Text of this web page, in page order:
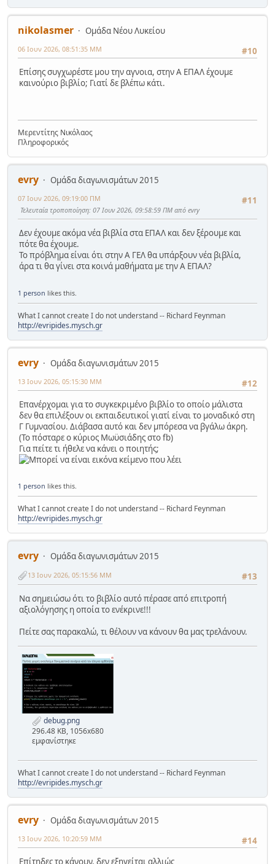
nikolasmer
Ομάδα Νέου Λυκείου
#10
06 Ιουν 2026, 08:51:35 ΜΜ
Επίσης συγχωρέστε μου την αγνοια, στην Α ΕΠΑΛ έχουμε
καινούριο βιβλίο; Γιατί δε βλέπω κάτι.
Μερεντίτης Νικόλαος
Πληροφορικός
evry
Ομάδα διαγωνισμάτων 2015
#11
07 Ιουν 2026, 09:19:00 ΠΜ
Τελευταία τροποποίηση: 07 Ιουν 2026, 09:58:59 ΠΜ από evry
Δεν έχουμε ακόμα νέα βιβλία στα ΕΠΑΛ και δεν ξέρουμε και
πότε θα έχουμε.
Το πρόβλημα είναι ότι στην Α ΓΕΛ θα υπάρξουν νέα βιβλία,
άρα τι θα γίνει στα κοινά μαθήματα με την Α ΕΠΑΛ?
1 person likes this.
What I cannot create I do not understand -- Richard Feynman
http://evripides.mysch.gr
evry
Ομάδα διαγωνισμάτων 2015
#12
13 Ιουν 2026, 05:15:30 ΜΜ
Επανέρχομαι για το συγκεκριμένο βιβλίο το οποίο μάλιστα
δεν θα επιλέξουν οι εκπαιδευτικοί γιατί είναι το μοναδικό στη
Γ Γυμνασίου. Διάβασα αυτό και δεν μπόρεσα να βγάλω άκρη.
(Το πόσταρε ο κύριος Μωϋσιάδης στο fb)
Για πείτε τι ήθελε να κάνει ο ποιητής;
1 person likes this.
What I cannot create I do not understand -- Richard Feynman
http://evripides.mysch.gr
evry
Ομάδα διαγωνισμάτων 2015
#13
13 Ιουν 2026, 05:15:56 ΜΜ
Να σημειώσω ότι το βιβλίο αυτό πέρασε από επιτροπή
αξιολόγησης η οποία το ενέκρινε!!!
Πείτε σας παρακαλώ, τι θέλουν να κάνουν θα μας τρελάνουν.
debug.png
296.48 KB, 1056x680
εμφανίστηκε
What I cannot create I do not understand -- Richard Feynman
http://evripides.mysch.gr
evry
Ομάδα διαγωνισμάτων 2015
#14
13 Ιουν 2026, 10:20:59 ΜΜ